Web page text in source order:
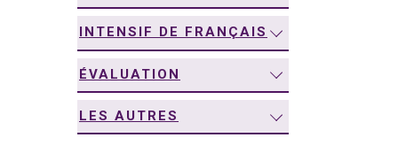
INTENSIF DE FRANÇAIS
ÉVALUATION
LES AUTRES